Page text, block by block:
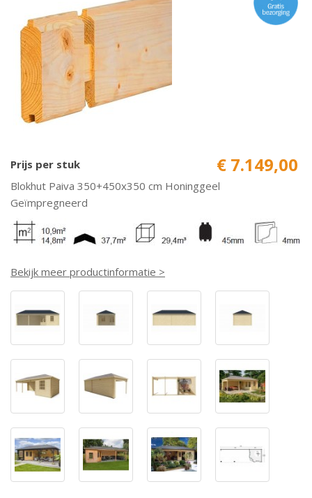
Prijs per stuk € 7.149,00
Blokhut Paiva 350+450x350 cm Honinggeel
Geïmpregneerd
Bekijk meer productinformatie >